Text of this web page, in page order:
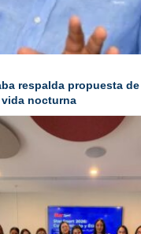
respalda propuesta
vida nocturna